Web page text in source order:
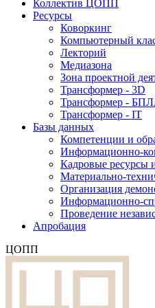
Коллектив ЦОПП
Ресурсы
Коворкинг
Компьютерный
Лекторий
Медиазона
Зона проектной
Трансформер - 3D
Трансформер -
Трансформер - IT
Базы данных
Компетенции и
Информационно-
Кадровые ресурсы
Материально-
Организация
Информационно-
Проведение
Апробация
ЦОПП